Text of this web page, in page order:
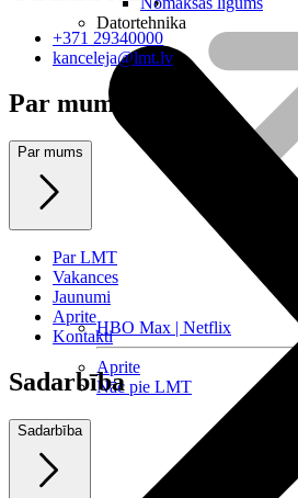
HBO Max | Netflix
Aprite
Nāc pie LMT
Datortehnika
+371 29340000
kanceleja@lmt.lv
Par mums
Par mums
Par LMT
Vakances
Jaunumi
Aprite
Kontakti
Sadarbība
Sadarbība